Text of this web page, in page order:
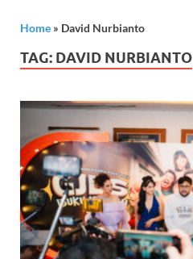
Home » David Nurbianto
TAG: DAVID NURBIANTO